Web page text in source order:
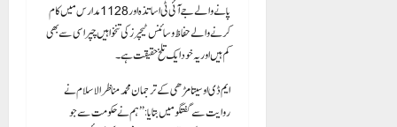
پانے والے جے آئی ٹی اساتذہ اور 1128 مدارس میں کام
کرنے والے حفاظ و سائنس ٹیچرز کی تنخواہیں چپراسی سے بھی
کم ہیں اور یہ خود ایک تلخ حقیقت ہے۔
ایم ڈی او سیتا مڑھی کے ترجمان محمد مناظر الاسلام نے
روایت سے گفتگو میں بتایا: “ہم نے حکومت سے جو